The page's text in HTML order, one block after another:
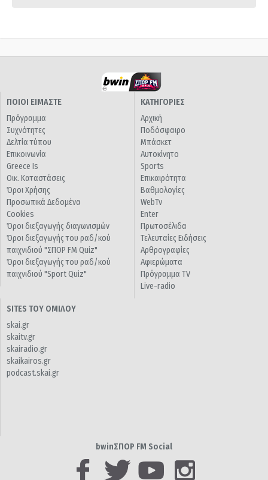
ΠΟΙΟΙ ΕΙΜΑΣΤΕ
Πρόγραμμα
Συχνότητες
Δελτία τύπου
Επικοινωνία
Greece Is
Οικ. Καταστάσεις
Όροι Χρήσης
Προσωπικά Δεδομένα
Cookies
Όροι διεξαγωγής διαγωνισμών
Όροι διεξαγωγής του ραδ/κού
παιχνιδιού "ΣΠΟΡ FM Quiz"
Όροι διεξαγωγής του ραδ/κού
παιχνιδιού "Sport Quiz"
ΚΑΤΗΓΟΡΙΕΣ
Αρχική
Ποδόσφαιρο
Μπάσκετ
Αυτοκίνητο
Sports
Επικαιρότητα
Βαθμολογίες
WebTv
Enter
Πρωτοσέλιδα
Τελευταίες Ειδήσεις
Αρθρογραφίες
Αφιερώματα
Πρόγραμμα TV
Live-radio
SITES ΤΟΥ ΟΜΙΛΟΥ
skai.gr
skaitv.gr
skairadio.gr
skaikairos.gr
podcast.skai.gr
bwinΣΠΟΡ FM Social